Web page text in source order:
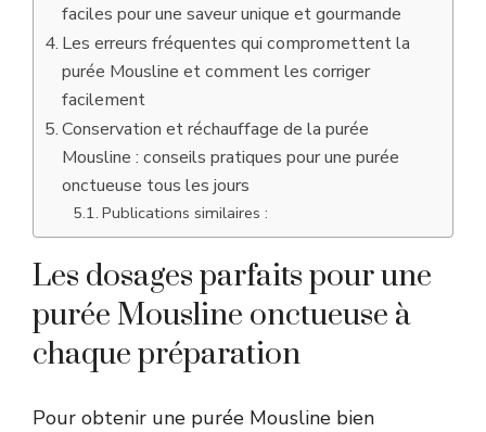
faciles pour une saveur unique et gourmande
Les erreurs fréquentes qui compromettent la
purée Mousline et comment les corriger
facilement
Conservation et réchauffage de la purée
Mousline : conseils pratiques pour une purée
onctueuse tous les jours
Publications similaires :
Les dosages parfaits pour une
purée Mousline onctueuse à
chaque préparation
Pour obtenir une purée Mousline bien